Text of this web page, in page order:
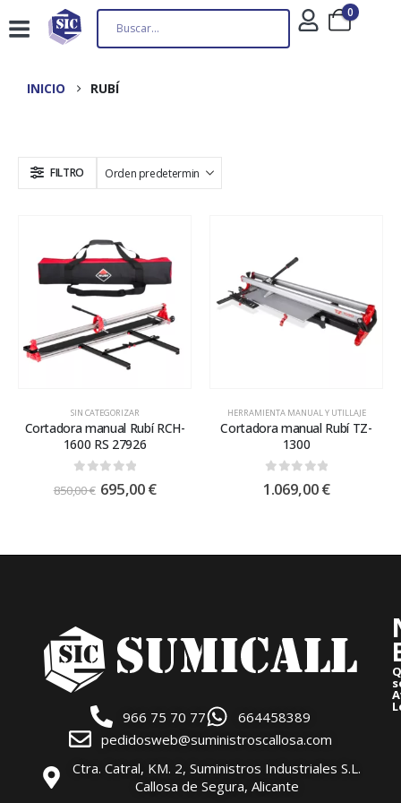
0
INICIO RUBÍ
FILTRO
SIN CATEGORIZAR
Cortadora manual Rubí RCH-
1600 RS 27926
out of 5
850,00€ 695,00€
HERRAMIENTA MANUAL Y UTILLAJE
Cortadora manual Rubí TZ-
1300
0 out of 5
1.069,00€
966 75 70 77
664458389
pedidosweb@suministroscallosa.com
Ctra. Catral, KM. 2, Suministros Industriales S.L.
Callosa de Segura, Alicante